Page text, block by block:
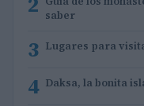
saber
3 Lugares para
4 Daksa, la bonita